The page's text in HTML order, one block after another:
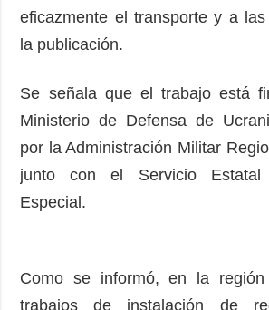
eficazmente el transporte y a las
la publicación.
Se señala que el trabajo está
Ministerio de Defensa de
por la Administración Militar
junto con el Servicio Estatal
Especial.
Como se informó, en la
trabajos de instalación de